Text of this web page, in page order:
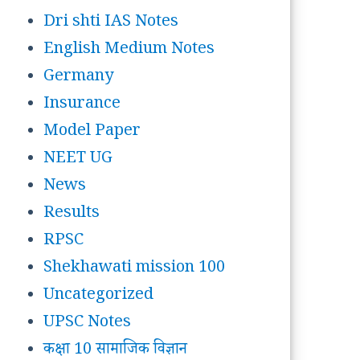
Dri shti IAS Notes
English Medium Notes
Germany
Insurance
Model Paper
NEET UG
News
Results
RPSC
Shekhawati mission 100
Uncategorized
UPSC Notes
कक्षा 10 सामाजिक विज्ञान